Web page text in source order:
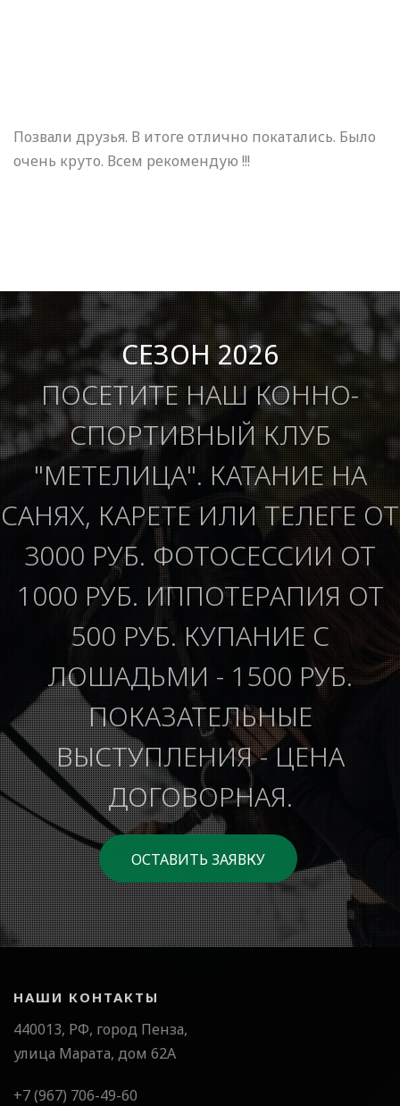
Позвали друзья. В итоге отлично покатались. Было
очень круто. Всем рекомендую !!!
СЕЗОН 2026
ПОСЕТИТЕ НАШ КОННО-
СПОРТИВНЫЙ КЛУБ
"МЕТЕЛИЦА". КАТАНИЕ НА
САНЯХ, КАРЕТЕ ИЛИ ТЕЛЕГЕ ОТ
3000 РУБ. ФОТОСЕССИИ ОТ
1000 РУБ. ИППОТЕРАПИЯ ОТ
500 РУБ. КУПАНИЕ С
ЛОШАДЬМИ - 1500 РУБ.
ПОКАЗАТЕЛЬНЫЕ
ВЫСТУПЛЕНИЯ - ЦЕНА
ДОГОВОРНАЯ.
ОСТАВИТЬ ЗАЯВКУ
НАШИ КОНТАКТЫ
440013, РФ, город Пенза,
улица Марата, дом 62А
+7 (967) 706-49-60